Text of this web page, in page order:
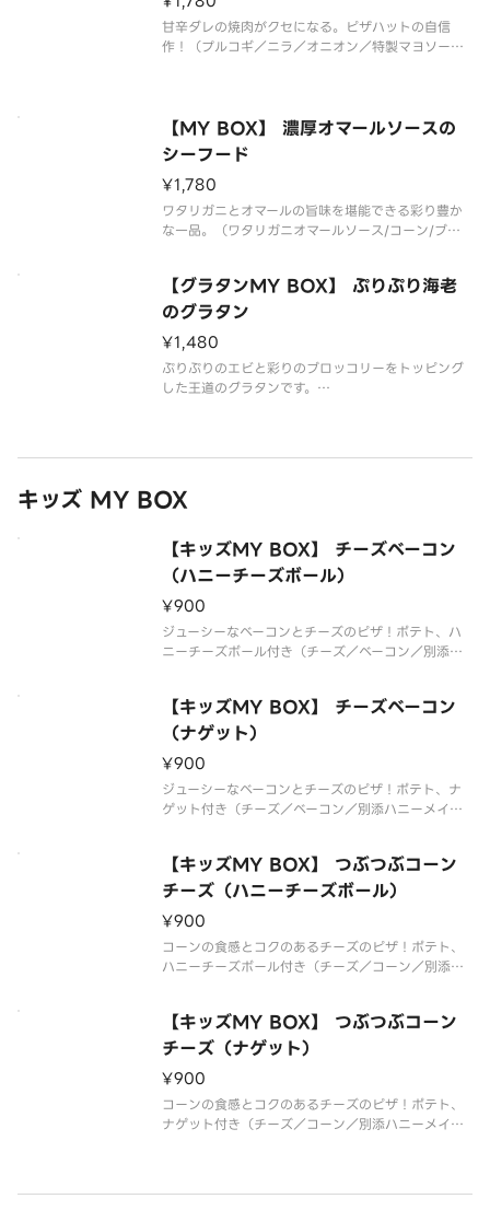
甘辛ダレの焼肉がクセになる。ピザハットの自信
作！（プルコギ／ニラ／オニオン／特製マヨソー
【MY BOX】 濃厚オマールソースの
シーフード
¥1,780
ワタリガニとオマールの旨味を堪能できる彩り豊か
な一品。（ワタリガニオマールソース/コーン/ブロ
【グラタンMY BOX】 ぷりぷり海老
のグラタン
¥1,480
ぷりぷりのエビと彩りのブロッコリーをトッピング
した王道のグラタンです。
キッズ MY BOX
【キッズMY BOX】 チーズベーコン
（ハニーチーズボール）
¥900
ジューシーなベーコンとチーズのピザ！ポテト、ハ
ニーチーズボール付き（チーズ／ベーコン／別添ハ
【キッズMY BOX】 チーズベーコン
（ナゲット）
¥900
ジューシーなベーコンとチーズのピザ！ポテト、ナ
ゲット付き（チーズ／ベーコン／別添ハニーメイプ
【キッズMY BOX】 つぶつぶコーン
チーズ（ハニーチーズボール）
¥900
コーンの食感とコクのあるチーズのピザ！ポテト、
ハニーチーズボール付き（チーズ／コーン／別添ハ
【キッズMY BOX】 つぶつぶコーン
チーズ（ナゲット）
¥900
コーンの食感とコクのあるチーズのピザ！ポテト、
ナゲット付き（チーズ／コーン／別添ハニーメイプ